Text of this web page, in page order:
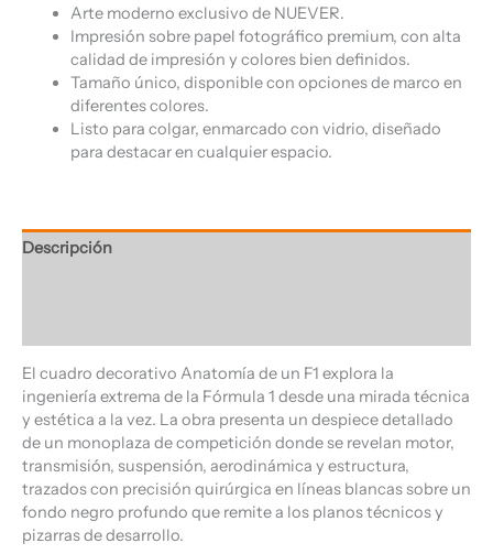
Arte moderno exclusivo de NUEVER.
Impresión sobre papel fotográfico premium, con alta
calidad de impresión y colores bien definidos.
Tamaño único, disponible con opciones de marco en
diferentes colores.
Listo para colgar, enmarcado con vidrio, diseñado
para destacar en cualquier espacio.
Descripción
El cuadro decorativo Anatomía de un F1 explora la
ingeniería extrema de la Fórmula 1 desde una mirada técnica
y estética a la vez. La obra presenta un despiece detallado
de un monoplaza de competición donde se revelan motor,
transmisión, suspensión, aerodinámica y estructura,
trazados con precisión quirúrgica en líneas blancas sobre un
fondo negro profundo que remite a los planos técnicos y
pizarras de desarrollo.